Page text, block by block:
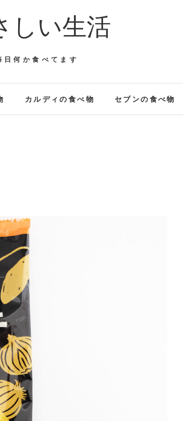
しい生活
日何か食べてます
カルディの食べ物 セブンの食べ物